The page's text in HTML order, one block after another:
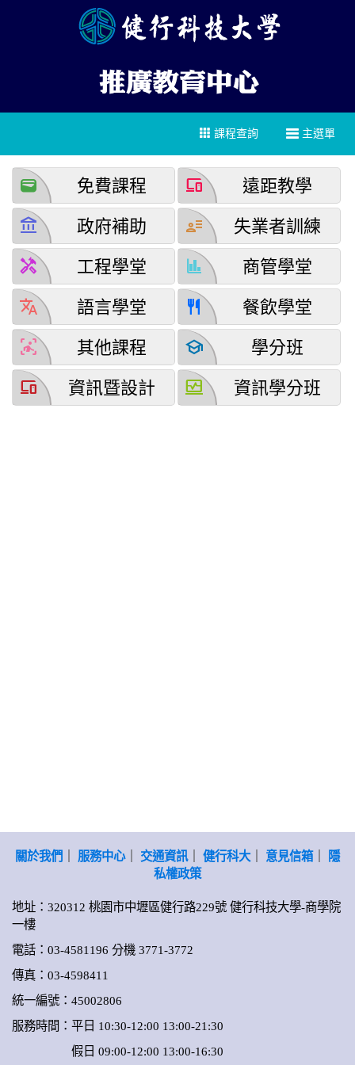
主選單
課程查詢
wallet 免費課程 devices 遠距教學
account_balance 政府補助 user_attributes 失業者訓練
handyman 工程學堂 finance 商管學堂
translate 語言學堂 restaurant 餐飲學堂
detection_and_zone 其他課程 school 學分班
devices 資訊暨設計 browse_activity 資訊學分班
關於我們 服務中心｜ 交通資訊｜ 健行科大｜ 意見信箱｜
隱
私權政策
地址：320312 桃園市中壢區健行路229號 健行科技大學-商學院
一樓
電話：03-4581196 分機 3771-3772
傳真：03-4598411
統一編號：45002806
服務時間：平日 10:30-12:00 13:00-21:30
假日 09:00-12:00 13:00-16:30